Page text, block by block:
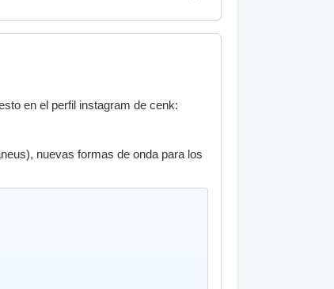
en el perfil instagram de cenk:
nuevas formas de onda para los